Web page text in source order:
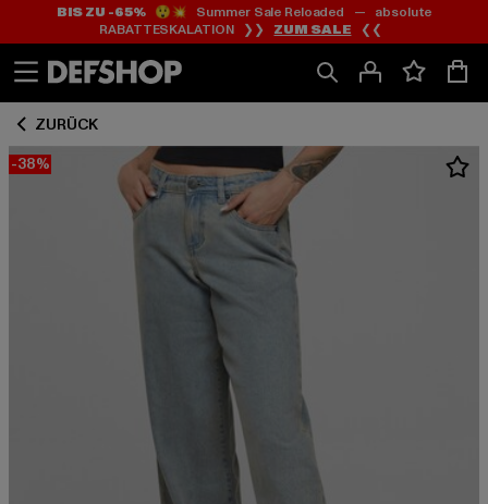
Zum
Inhalt
springen
Zum
Fußzeile
springen
BIS ZU -65%😲💥 Summer Sale Reloaded — absolute
RABATTESKALATION ❯❯ ZUM SALE ❮❮
ZURÜCK
-38%